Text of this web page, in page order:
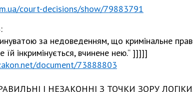
court-decisions/show/79883791
за недоведенням, що кримінальне
їй інкримінується, вчинене нею.“ ]]]]]
document/73888803
І НЕЗАКОННІ З ТОЧКИ ЗОРУ